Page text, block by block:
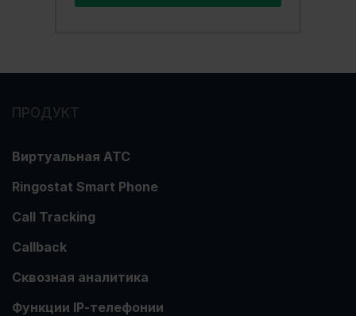
ПРОДУКТ
Виртуальная АТС
Ringostat Smart Phone
Call Tracking
Callback
Сквозная аналитика
Функции ІР-телефонии